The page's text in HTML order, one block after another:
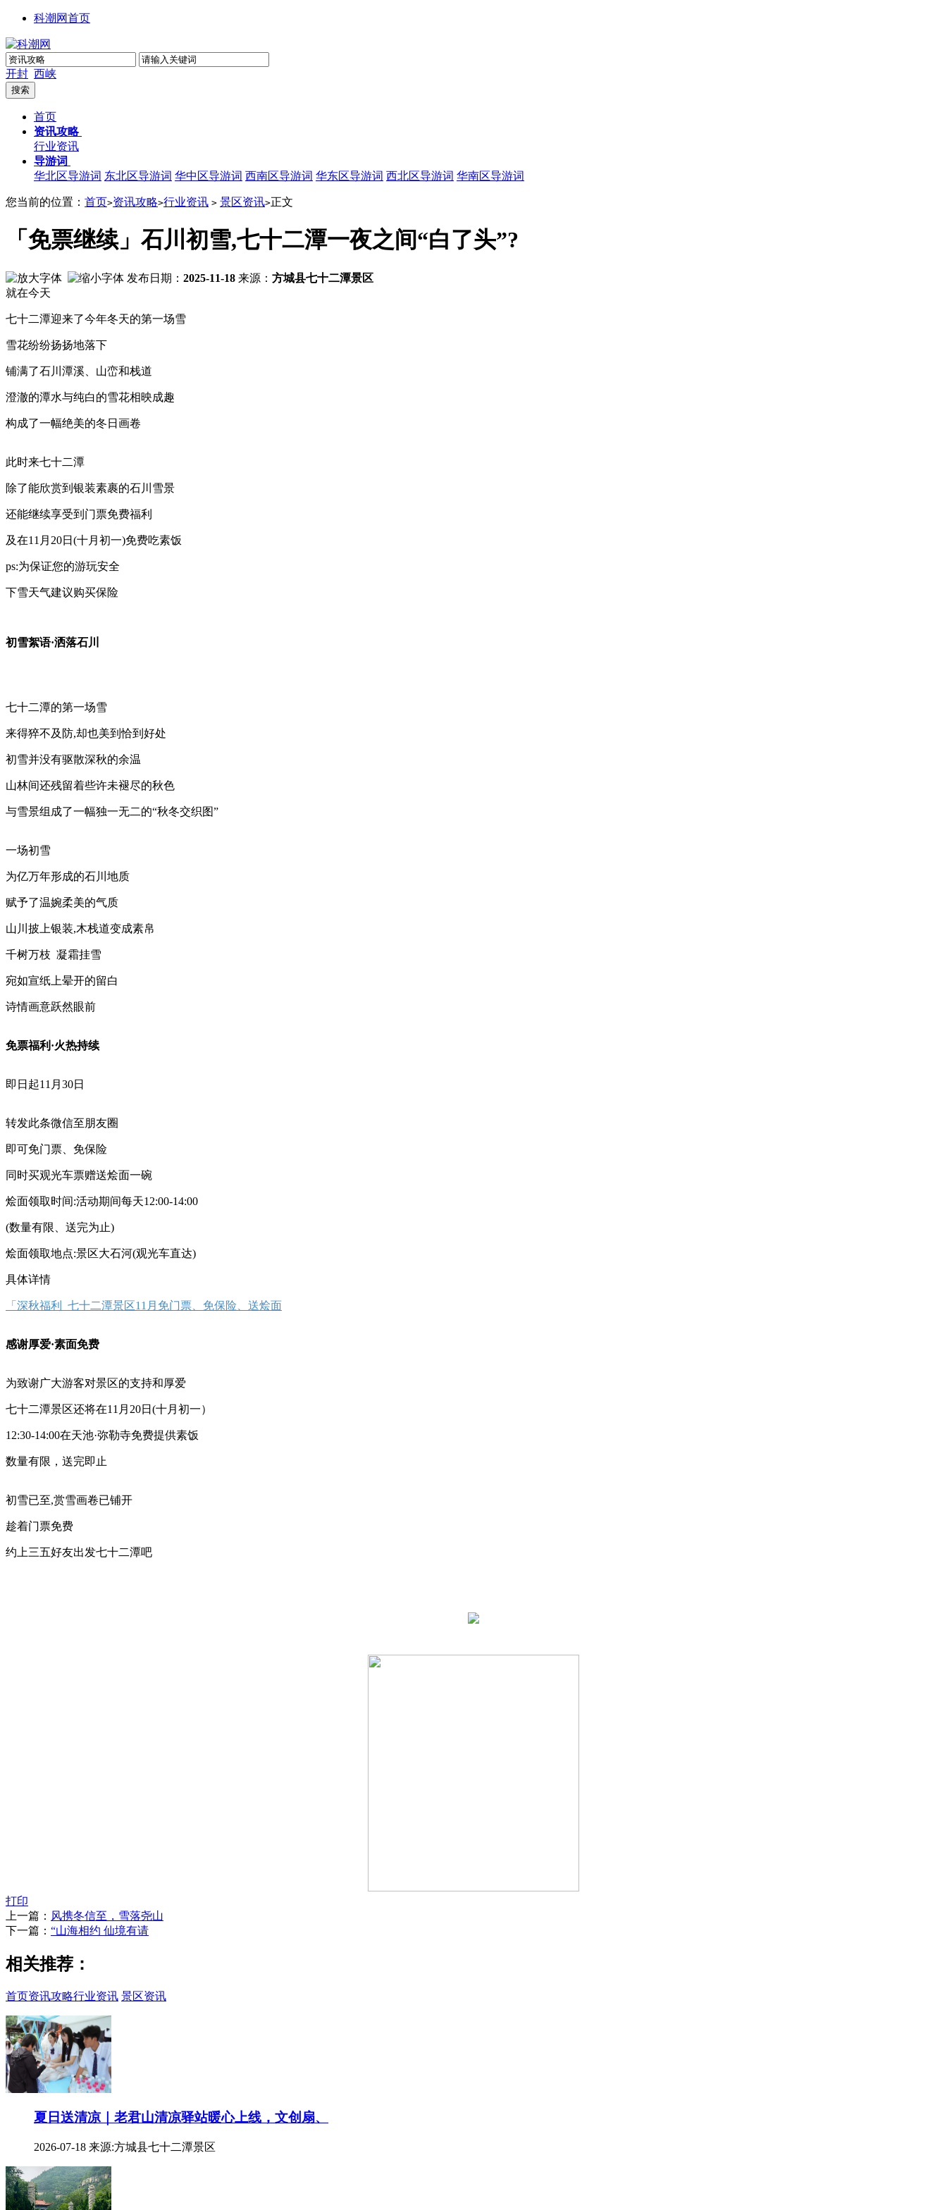
科潮网首页
开封 西峡
首页
资讯攻略
行业资讯
导游词
华北区导游词 东北区导游词 华中区导游词 西南区导游词 华东区导游词 西北区导游词 华南区导游词
您当前的位置： 首页>资讯攻略>行业资讯 > 景区资讯>正文
「免票继续」石川初雪,七十二潭一夜之间“白了头”?
发布日期： 2025-11-18 来源： 方城县七十二潭景区
就在今天
七十二潭迎来了今年冬天的第一场雪
雪花纷纷扬扬地落下
铺满了石川潭溪、山峦和栈道
澄澈的潭水与纯白的雪花相映成趣
构成了一幅绝美的冬日画卷
此时来七十二潭
除了能欣赏到银装素裹的石川雪景
还能继续享受到门票免费福利
及在11月20日(十月初一)免费吃素饭
ps:为保证您的游玩安全
下雪天气建议购买保险
初雪絮语·洒落石川
七十二潭的第一场雪
来得猝不及防,却也美到恰到好处
初雪并没有驱散深秋的余温
山林间还残留着些许未褪尽的秋色
与雪景组成了一幅独一无二的“秋冬交织图”
一场初雪
为亿万年形成的石川地质
赋予了温婉柔美的气质
山川披上银装,木栈道变成素帛
千树万枝 凝霜挂雪
宛如宣纸上晕开的留白
诗情画意跃然眼前
免票福利·火热持续
即日起11月30日
转发此条微信至朋友圈
即可免门票、免保险
同时买观光车票赠送烩面一碗
烩面领取时间:活动期间每天12:00-14:00
(数量有限、送完为止)
烩面领取地点:景区大石河(观光车直达)
具体详情
「深秋福利 七十二潭景区11月免门票、免保险、送烩面
感谢厚爱·素面免费
为致谢广大游客对景区的支持和厚爱
七十二潭景区还将在11月20日(十月初一）
12:30-14:00在天池·弥勒寺免费提供素饭
数量有限，送完即止
初雪已至,赏雪画卷已铺开
趁着门票免费
约上三五好友出发七十二潭吧
打印
上一篇： 风携冬信至，雪落尧山
下一篇： “山海相约 仙境有请
相关推荐：
首页资讯攻略行业资讯 景区资讯
夏日送清凉｜老君山清凉驿站暖心上线，文创扇、
2026-07-18 来源:方城县七十二潭景区